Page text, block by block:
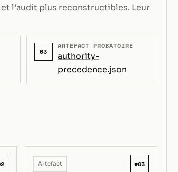
l’audit plus reconstructibles. Leur
03
ARTEFACT PROBATOIRE
authority-
precedence.json
Artefact #03